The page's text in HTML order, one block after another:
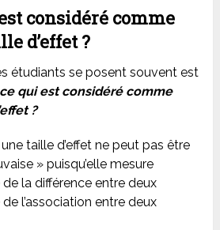
considéré comme
d’effet ?
étudiants se posent souvent est
ce qui est considéré comme
?
taille d’effet ne peut pas être
» puisqu’elle mesure
la différence entre deux
l’association entre deux